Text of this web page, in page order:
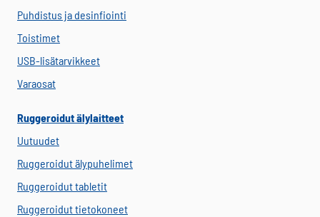
Puhdistus ja desinfiointi
Toistimet
USB-lisätarvikkeet
Varaosat
Ruggeroidut älylaitteet
Uutuudet
Ruggeroidut älypuhelimet
Ruggeroidut tabletit
Ruggeroidut tietokoneet